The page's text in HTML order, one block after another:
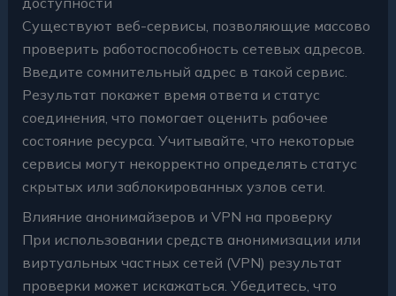
Существуют веб-сервисы, позволяющие массово
проверить работоспособность сетевых адресов.
Введите сомнительный адрес в такой сервис.
Результат покажет время ответа и статус
соединения, что помогает оценить рабочее
состояние ресурса. Учитывайте, что некоторые
сервисы могут некорректно определять статус
скрытых или заблокированных узлов сети.
Влияние анонимайзеров и VPN на проверку
При использовании средств анонимизации или
виртуальных частных сетей (VPN) результат
проверки может искажаться. Убедитесь, что